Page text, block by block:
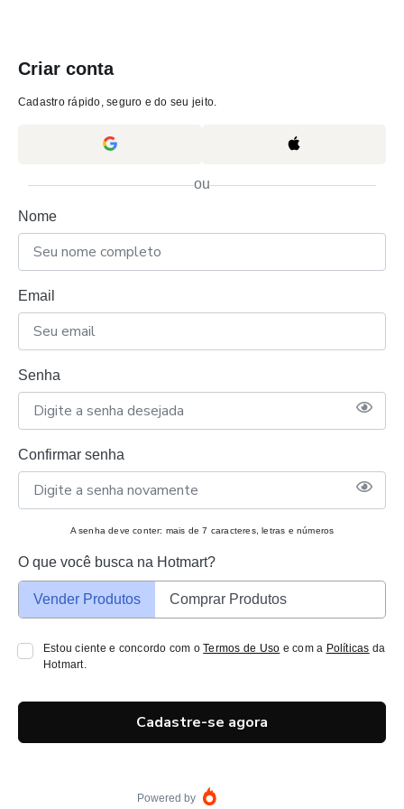
Criar conta
Cadastro rápido, seguro e do seu jeito.
ou
Nome
Email
Senha
Confirmar senha
A senha deve conter: mais de 7 caracteres, letras e números
O que você busca na Hotmart?
Vender Produtos Comprar Produtos
Estou ciente e concordo com oTermos de Uso e com a Políticas da
Hotmart.
Cadastre-se agora
Powered by